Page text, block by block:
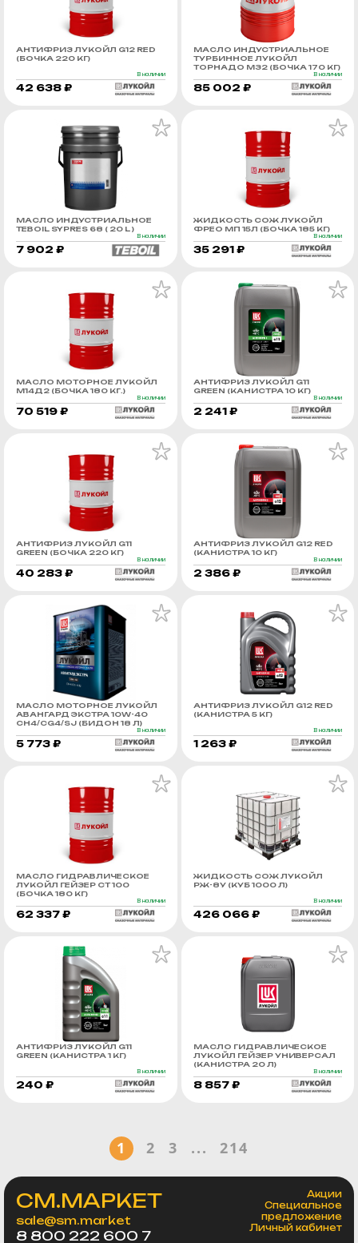
АНТИФРИЗ ЛУКОЙЛ G12 RED
(БОЧКА 220 КГ)
В наличии
42 638 ₽
МАСЛО ИНДУСТРИАЛЬНОЕ
ТУРБИННОЕ ЛУКОЙЛ
ТОРНАДО М32 (БОЧКА 170 КГ)
В наличии
85 002 ₽
МАСЛО ИНДУСТРИАЛЬНОЕ
TEBOIL SYPRES 68 ( 20 L )
В наличии
7 902 ₽
ЖИДКОСТЬ СОЖ ЛУКОЙЛ
ФРЕО МП 15Л (БОЧКА 185 КГ)
В наличии
35 291 ₽
МАСЛО МОТОРНОЕ ЛУКОЙЛ
М14Д2 (БОЧКА 180 КГ.)
В наличии
70 519 ₽
АНТИФРИЗ ЛУКОЙЛ G11
GREEN (КАНИСТРА 10 КГ)
В наличии
2 241 ₽
АНТИФРИЗ ЛУКОЙЛ G11
GREEN (БОЧКА 220 КГ)
В наличии
40 283 ₽
АНТИФРИЗ ЛУКОЙЛ G12 RED
(КАНИСТРА 10 КГ)
В наличии
2 386 ₽
МАСЛО МОТОРНОЕ ЛУКОЙЛ
АВАНГАРД ЭКСТРА 10W-40
CH4/CG4/SJ (БИДОН 18 Л)
В наличии
5 773 ₽
АНТИФРИЗ ЛУКОЙЛ G12 RED
(КАНИСТРА 5 КГ)
В наличии
1 263 ₽
МАСЛО ГИДРАВЛИЧЕСКОЕ
ЛУКОЙЛ ГЕЙЗЕР СТ 100
(БОЧКА 180 КГ)
В наличии
62 337 ₽
ЖИДКОСТЬ СОЖ ЛУКОЙЛ
РЖ-8У (КУБ 1000 Л)
В наличии
426 066 ₽
АНТИФРИЗ ЛУКОЙЛ G11
GREEN (КАНИСТРА 1 КГ)
В наличии
240 ₽
МАСЛО ГИДРАВЛИЧЕСКОЕ
ЛУКОЙЛ ГЕЙЗЕР УНИВЕРСАЛ
(КАНИСТРА 20 Л)
В наличии
8 857 ₽
1 2 3 ... 214
СМ.МАРКЕТ
sale@sm.market
8 800 222 600 7
Акции
Специальное
предложение
Личный кабинет